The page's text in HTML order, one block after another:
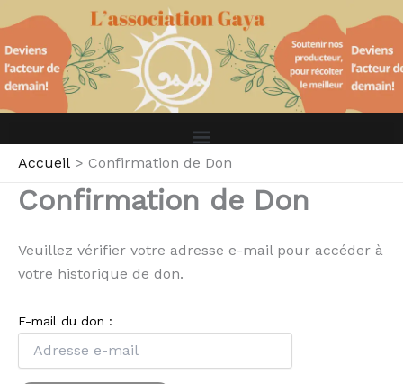
au
contenu
Accueil Confirmation de Don
Confirmation de Don
Veuillez vérifier votre adresse e-mail pour accéder à
votre historique de don.
E-mail du don :